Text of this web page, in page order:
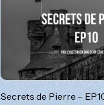
Secrets de Pierre –